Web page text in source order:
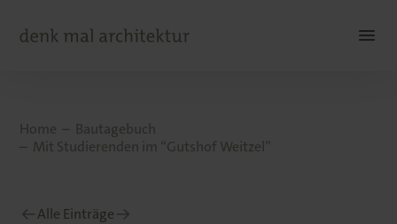
Home
Bautagebuch
Mit Studierenden im “Gutshof Weitzel”
Alle Einträge